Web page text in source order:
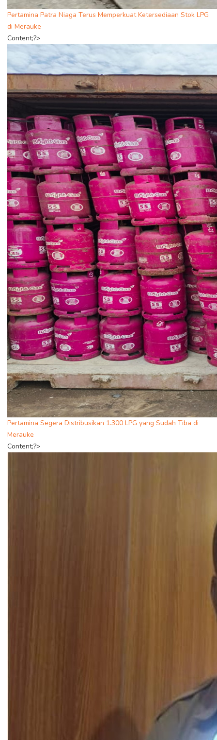
Pertamina Patra Niaga Terus Memperkuat Ketersediaan Stok LPG
di Merauke
Content;?>
Pertamina Segera Distribusikan 1.300 LPG yang Sudah Tiba di
Merauke
Content;?>